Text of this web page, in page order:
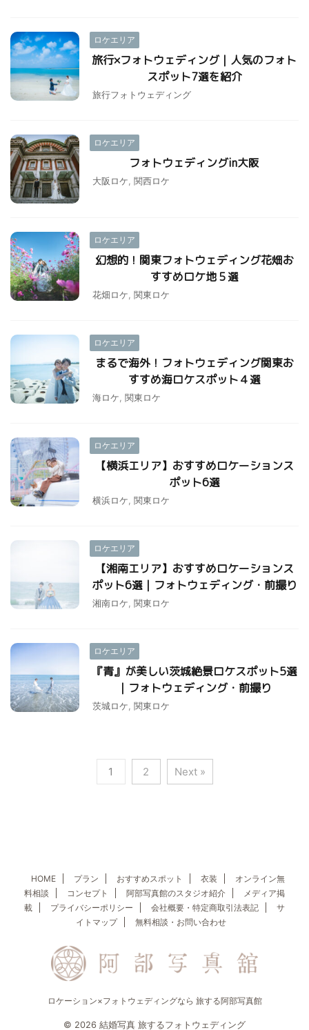
ロケエリア
旅行×フォトウェディング｜人気のフォト
スポット7選を紹介
旅行フォトウェディング
ロケエリア
フォトウェディングin大阪
大阪ロケ 関西ロケ
ロケエリア
幻想的！関東フォトウェディング花畑お
すすめロケ地５選
花畑ロケ 関東ロケ
ロケエリア
まるで海外！フォトウェディング関東お
すすめ海ロケスポット４選
海ロケ 関東ロケ
ロケエリア
【横浜エリア】おすすめロケーションス
ポット6選
横浜ロケ 関東ロケ
ロケエリア
【湘南エリア】おすすめロケーションス
ポット6選｜フォトウェディング・前撮り
湘南ロケ 関東ロケ
ロケエリア
『青』が美しい茨城絶景ロケスポット5選
｜フォトウェディング・前撮り
茨城ロケ 関東ロケ
1 2 Next »
HOME プラン おすすめスポット 衣装
オンライン無
料相談
コンセプト 阿部写真館のスタジオ紹介
メディア掲
載
プライバシーポリシー 会社概要・特定商取引法表記
サ
イトマップ
無料相談・お問い合わせ
ロケーション×フォトウェディングなら 旅する阿部写真館
© 2026 結婚写真 旅するフォトウェディング